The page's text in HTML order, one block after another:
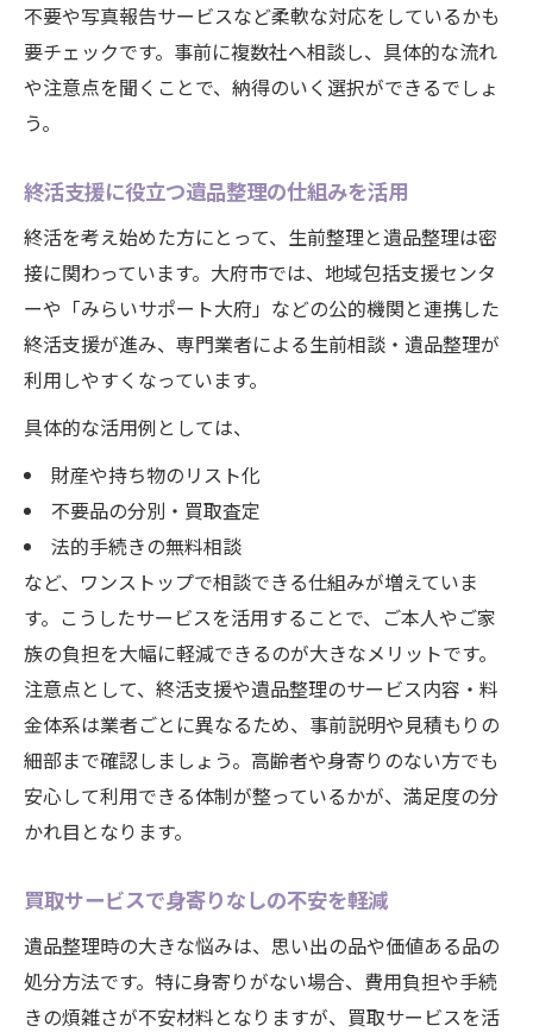
不要や写真報告サービスなど柔軟な対応をしているかも
要チェックです。事前に複数社へ相談し、具体的な流れ
や注意点を聞くことで、納得のいく選択ができるでしょ
う。
終活支援に役立つ遺品整理の仕組みを活用
終活を考え始めた方にとって、生前整理と遺品整理は密
接に関わっています。大府市では、地域包括支援センタ
ーや「みらいサポート大府」などの公的機関と連携した
終活支援が進み、専門業者による生前相談・遺品整理が
利用しやすくなっています。
具体的な活用例としては、
財産や持ち物のリスト化
不要品の分別・買取査定
法的手続きの無料相談
など、ワンストップで相談できる仕組みが増えていま
す。こうしたサービスを活用することで、ご本人やご家
族の負担を大幅に軽減できるのが大きなメリットです。
注意点として、終活支援や遺品整理のサービス内容・料
金体系は業者ごとに異なるため、事前説明や見積もりの
細部まで確認しましょう。高齢者や身寄りのない方でも
安心して利用できる体制が整っているかが、満足度の分
かれ目となります。
買取サービスで身寄りなしの不安を軽減
遺品整理時の大きな悩みは、思い出の品や価値ある品の
処分方法です。特に身寄りがない場合、費用負担や手続
きの煩雑さが不安材料となりますが、買取サービスを活